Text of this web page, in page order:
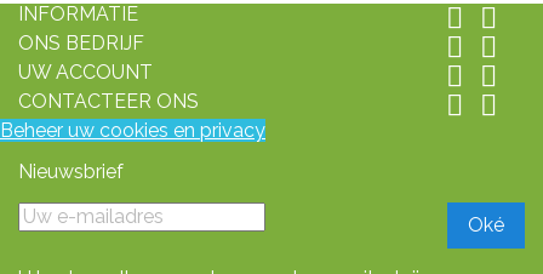
INFORMATIE
 
ONS BEDRIJF  
UW ACCOUNT  
CONTACTEER ONS  
Beheer uw cookies en privacy
Nieuwsbrief